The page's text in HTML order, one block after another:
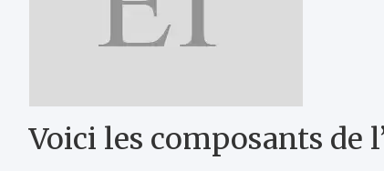
Voici les composants de